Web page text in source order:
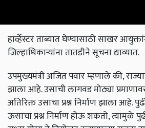
हार्व्हेस्टर ताब्यात घेण्यासाठी साखर
जिल्हाधिकाऱ्यांना तातडीने सूचना द्याव्यात.
उपमुख्यमंत्री अजित पवार म्हणाले की,
झाला आहे. उसाची लागवड मोठ्या
अतिरिक्त उसाचा प्रश्न निर्माण झाला आहे.
ऊसाचा प्रश्न निर्माण होऊ शकतो, त्यामुळे